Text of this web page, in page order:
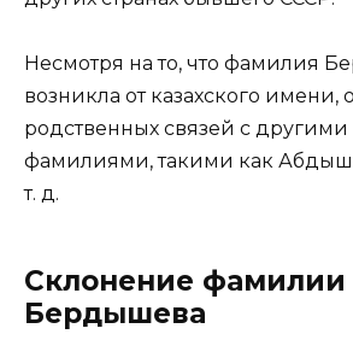
Несмотря на то, что фамилия
возникла от казахского имени,
родственных связей с другими
фамилиями, такими как
т. д.
Склонение фамилии
Бердышева